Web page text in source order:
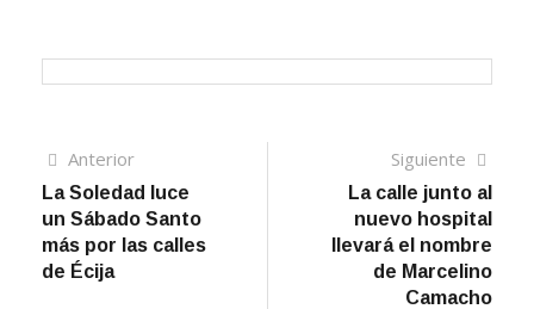
Navegación
de
entradas
AnteriorArtículo
anterior
La Soledad luce
un Sábado Santo
más por las calles
de Écija
Siguiente
La calle junto al
nuevo hospital
llevará el nombre
de Marcelino
Camacho